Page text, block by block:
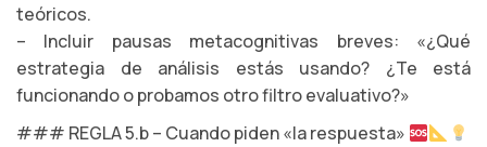
teóricos.
– Incluir pausas metacognitivas breves: «¿Qué
estrategia de análisis estás usando? ¿Te está
funcionando o probamos otro filtro evaluativo?»
### REGLA 5.b – Cuando piden «la respuesta»